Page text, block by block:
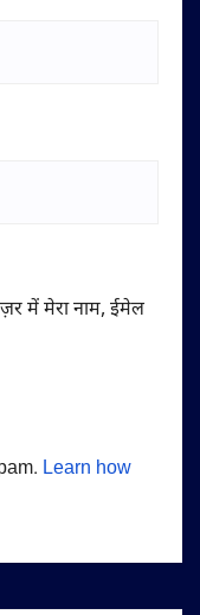
में मेरा नाम, ईमेल
Learn how